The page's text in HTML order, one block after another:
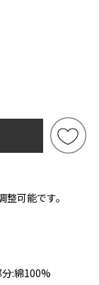
可能です。
:綿100%